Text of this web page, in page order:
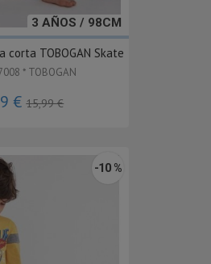
3 AÑOS / 98CM
corta TOBOGAN Skate
* TOBOGAN
€15,99 €
-10 %